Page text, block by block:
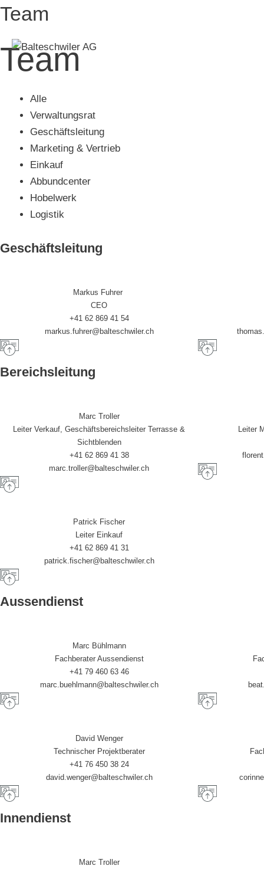
Springe
zum
Inhalt
Team
Team
Alle
Verwaltungsrat
Geschäftsleitung
Marketing & Vertrieb
Einkauf
Abbundcenter
Hobelwerk
Logistik
Geschäftsleitung
Markus Fuhrer
CEO
+41 62 869 41 54
markus.fuhrer@balteschwiler.ch
Bereichsleitung
Marc Troller
Leiter Verkauf, Geschäftsbereichsleiter Terrasse &
Sichtblenden
+41 62 869 41 38
marc.troller@balteschwiler.ch
Leiter
Patrick Fischer
Leiter Einkauf
+41 62 869 41 31
patrick.fischer@balteschwiler.ch
Aussendienst
Marc Bühlmann
Fachberater Aussendienst
+41 79 460 63 46
marc.buehlmann@balteschwiler.ch
David Wenger
Technischer Projektberater
+41 76 450 38 24
david.wenger@balteschwiler.ch
Innendienst
Marc Troller